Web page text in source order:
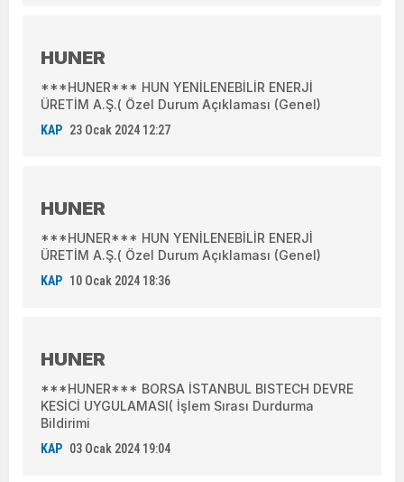
HUNER
***HUNER*** HUN YENİLENEBİLİR ENERJİ
ÜRETİM A.Ş.( Özel Durum Açıklaması (Genel)
KAP 23 Ocak 2024 12:27
HUNER
***HUNER*** HUN YENİLENEBİLİR ENERJİ
ÜRETİM A.Ş.( Özel Durum Açıklaması (Genel)
KAP 10 Ocak 2024 18:36
HUNER
***HUNER*** BORSA İSTANBUL BISTECH DEVRE
KESİCİ UYGULAMASI( İşlem Sırası Durdurma
Bildirimi
KAP 03 Ocak 2024 19:04